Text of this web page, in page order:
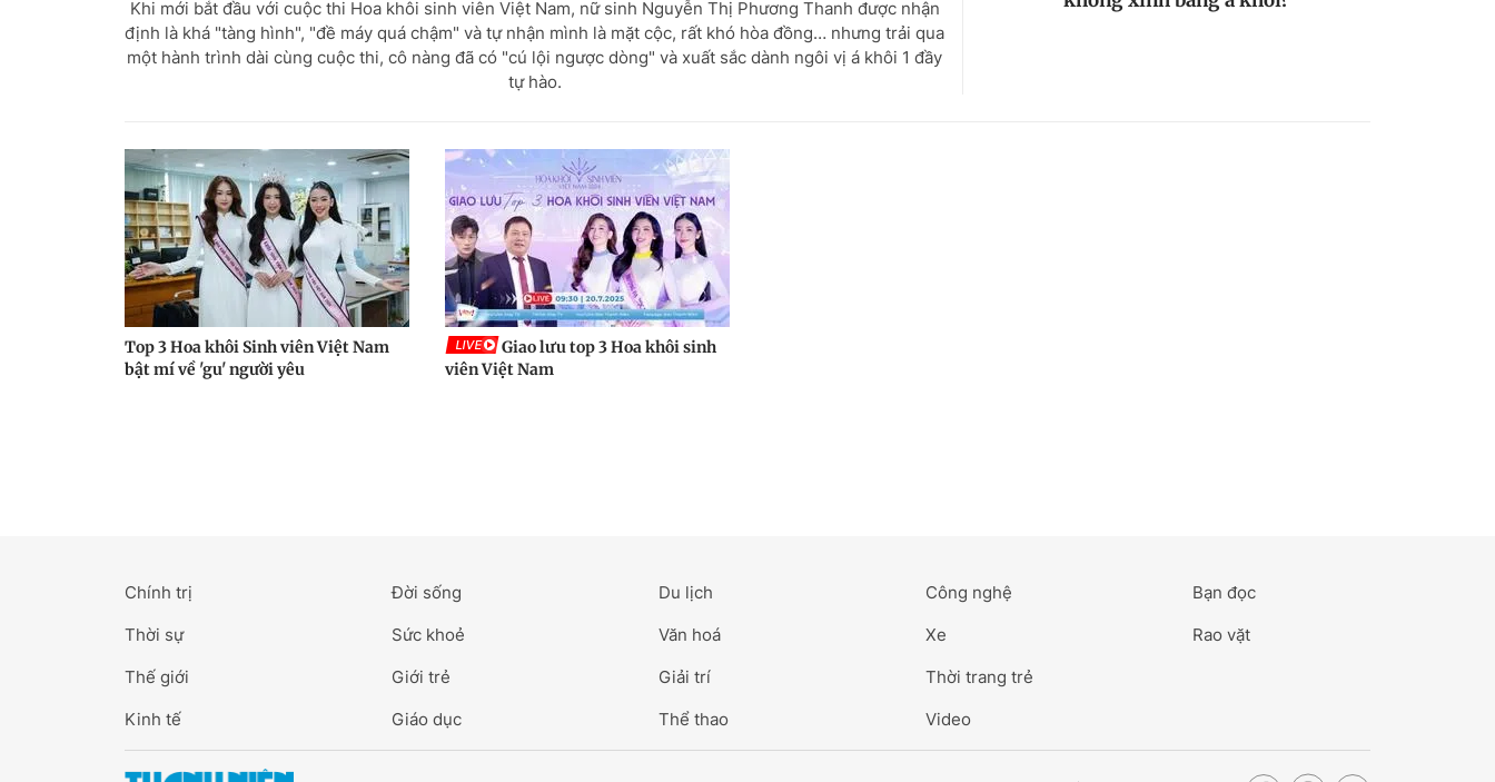
Khi mới bắt đầu với cuộc thi Hoa khôi sinh viên Việt Nam, nữ sinh Nguyễn Thị Phương Thanh được nhận
định là khá "tàng hình", "đề máy quá chậm" và tự nhận mình là mặt cộc, rất khó hòa đồng… nhưng trải qua
một hành trình dài cùng cuộc thi, cô nàng đã có "cú lội ngược dòng" và xuất sắc dành ngôi vị á khôi 1 đầy
tự hào.
Top 3 Hoa khôi Sinh viên Việt Nam
bật mí về 'gu' người yêu
LIVE
Giao lưu top 3 Hoa khôi sinh
viên Việt Nam
Chính trị
Thời sự
Thế giới
Kinh tế
Đời sống
Sức khoẻ
Giới trẻ
Giáo dục
Du lịch
Văn hoá
Giải trí
Thể thao
Công nghệ
Xe
Thời trang trẻ
Video
Bạn đọc
Rao vặt